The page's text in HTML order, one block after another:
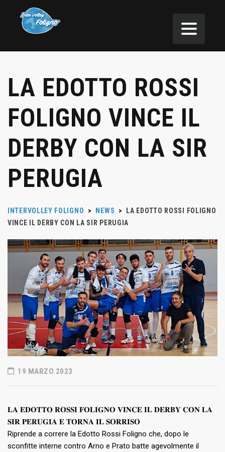
LA EDOTTO ROSSI
FOLIGNO VINCE IL
DERBY CON LA SIR
PERUGIA
INTERVOLLEY FOLIGNO > NEWS >
LA EDOTTO ROSSI FOLIGNO
VINCE IL DERBY CON LA SIR PERUGIA
19 MARZO 2023
𝐋𝐀 𝐄𝐃𝐎𝐓𝐓𝐎 𝐑𝐎𝐒𝐒𝐈 𝐅𝐎𝐋𝐈𝐆𝐍𝐎 𝐕𝐈𝐍𝐂𝐄 𝐈𝐋 𝐃𝐄𝐑𝐁𝐘 𝐂𝐎𝐍 𝐋𝐀
𝐒𝐈𝐑 𝐏𝐄𝐑𝐔𝐆𝐈𝐀 𝐄 𝐓𝐎𝐑𝐍𝐀 𝐈𝐋 𝐒𝐎𝐑𝐑𝐈𝐒𝐎
Riprende a correre la Edotto Rossi Foligno che, dopo le
sconfitte interne contro Arno e Prato batte agevolmente il